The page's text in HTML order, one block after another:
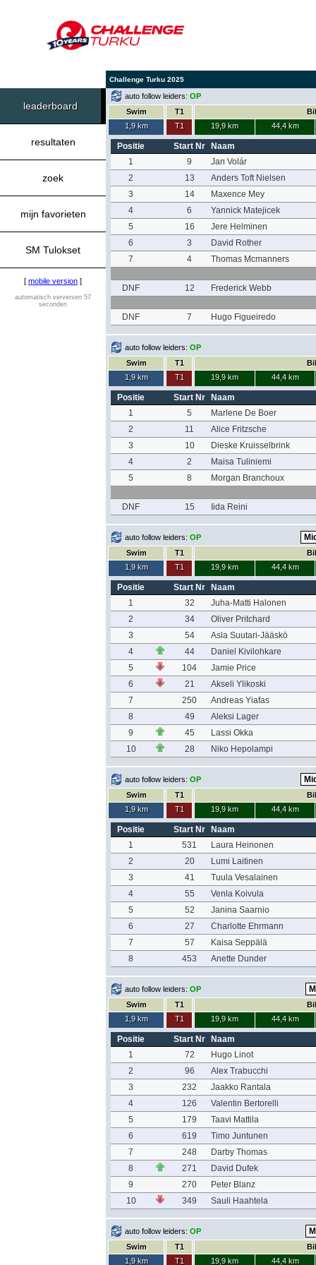
Challenge Turku 2025
leaderboard
resultaten
zoek
mijn favorieten
SM Tulokset
[ mobile version ]
automatisch verversen 57
seconden
auto follow leiders: OP
Swim
1,9 km
T1
T1
19,9 km
44,4 km
Positie Start Nr
Naam
1
9
Jan Volár
2
13
Anders Toft Nielsen
3
14
Maxence Mey
4
6
Yannick Matejicek
5
16
Jere Helminen
6
3
David Rother
7
4 Thomas Mcmanners
DNF 12 Frederick Webb
DNF 7 Hugo Figueiredo
auto follow leiders: OP
Swim
1,9 km
T1
T1
19,9 km
44,4 km
Positie Start Nr
Naam
1
5
Marlene De Boer
2
11
Alice Fritzsche
3
10
Dieske Kruisselbrink
4
2
Maisa Tuliniemi
5
8 Morgan Branchoux
DNF 15 Iida Reini
auto follow leiders: OP
Swim
1,9 km
T1
T1
19,9 km
44,4 km
Positie Start Nr
Naam
1
32
Juha-Matti Halonen
2
34
Oliver Pritchard
3
54
Asla Suutari-Jääskö
4
44
Daniel Kivilohkare
5
104
Jamie Price
6
21
Akseli Ylikoski
7
250
Andreas Yiafas
8
49
Aleksi Lager
9
45
Lassi Okka
10
28 Niko Hepolampi
auto follow leiders: OP
Swim
1,9 km
T1
T1
19,9 km
44,4 km
Positie Start Nr
Naam
1
531
Laura Heinonen
2
20
Lumi Laitinen
3
41
Tuula Vesalainen
4
55
Venla Koivula
5
52
Janina Saarnio
6
27
Charlotte Ehrmann
7
57
Kaisa Seppälä
8
453 Anette Dunder
auto follow leiders: OP
Swim
1,9 km
T1
T1
19,9 km
44,4 km
Positie Start Nr
Naam
1
72
Hugo Linot
2
96
Alex Trabucchi
3
232
Jaakko Rantala
4
126
Valentin Bertorelli
5
179
Taavi Mattila
6
619
Timo Juntunen
7
248
Darby Thomas
8
271
David Dufek
9
270
Peter Blanz
10
349 Sauli Haahtela
auto follow leiders: OP
Swim
1,9 km
T1
T1
19,9 km
44,4 km